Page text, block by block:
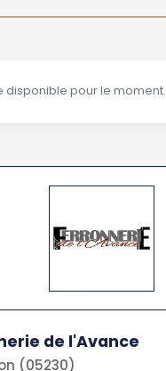
disponible pour le moment.
de l'Avance
(05230)